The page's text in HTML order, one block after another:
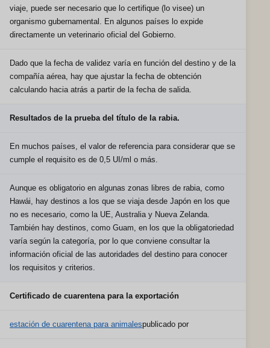
viaje, puede ser necesario que lo certifique (lo visee) un
organismo gubernamental. En algunos países lo expide
directamente un veterinario oficial del Gobierno.
Dado que la fecha de validez varía en función del destino y de la
compañía aérea, hay que ajustar la fecha de obtención
calculando hacia atrás a partir de la fecha de salida.
Resultados de la prueba del título de la rabia.
En muchos países, el valor de referencia para considerar que se
cumple el requisito es de 0,5 UI/ml o más.
Aunque es obligatorio en algunas zonas libres de rabia, como
Hawái, hay destinos a los que se viaja desde Japón en los que
no es necesario, como la UE, Australia y Nueva Zelanda.
También hay destinos, como Guam, en los que la obligatoriedad
varía según la categoría, por lo que conviene consultar la
información oficial de las autoridades del destino para conocer
los requisitos y criterios.
Certificado de cuarentena para la exportación
estación de cuarentena para animalespublicado por